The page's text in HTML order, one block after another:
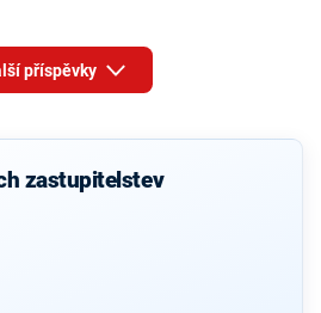
příspěvky
zastupitelstev